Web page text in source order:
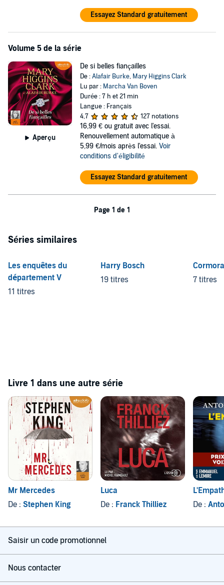
Essayez Standard gratuitement
Volume 5 de la série
Aperçu
De si belles fiançailles
De :Alafair Burke, Mary Higgins Clark
Lu par : Marcha Van Boven
Durée : 7 h et 21 min
Langue : Français
4,7
127 notations
16,99 € ou gratuit avec l'essai.
Renouvellement automatique à
5,99 €/mois après l'essai. Voir
conditions d'éligibilité
Essayez Standard gratuitement
Page 1 de 1
Séries similaires
Les enquêtes du
département V
11 titres
Harry Bosch
19 titres
7 titres
Livre 1 dans une autre série
Mr Mercedes
De : Stephen King
Luca
De : Franck Thilliez
De :
Saisir un code promotionnel
Nous contacter